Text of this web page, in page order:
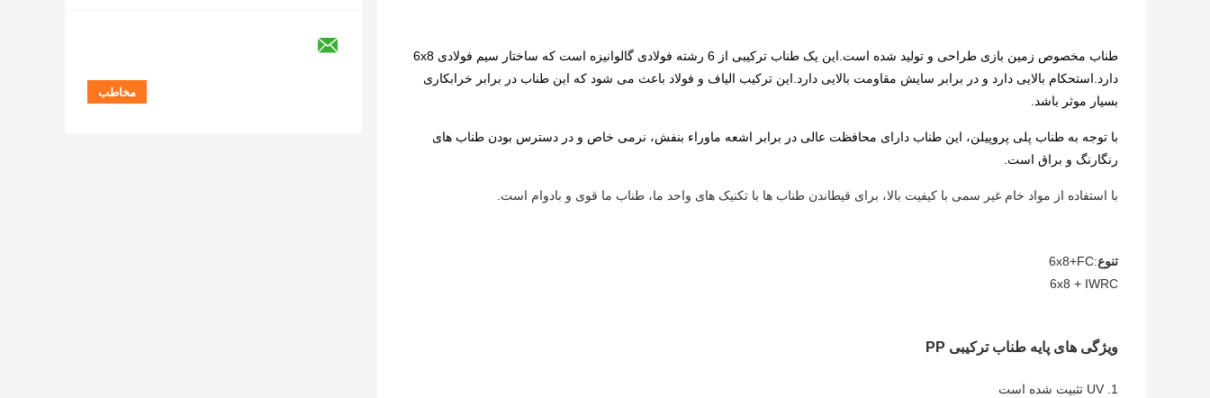
طناب مخصوص زمین بازی طراحی و تولید شده است.این یک طناب ترکیبی از 6 رشته فولادی گالوانیزه است که ساختار سیم فولادی 6x8
دارد.استحکام بالایی دارد و در برابر سایش مقاومت بالایی دارد.این ترکیب الیاف و فولاد باعث می شود که این طناب در برابر خرابکاری
بسیار موثر باشد.
با توجه به طناب پلی پروپیلن، این طناب دارای محافظت عالی در برابر اشعه ماوراء بنفش، نرمی خاص و در دسترس بودن طناب های
رنگارنگ و براق است.
با استفاده از مواد خام غیر سمی با کیفیت بالا، برای قیطاندن طناب ها با تکنیک های واحد ما، طناب ما قوی و بادوام است.
تنوع:
6x8+FC
6x8 + IWRC
ویژگی های پایه طناب ترکیبی PP
1. UV تثبیت شده است